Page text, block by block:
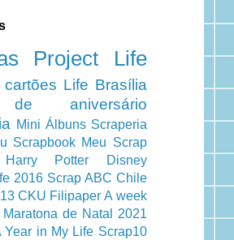
Project Life
cartões Life Brasília
aniversário
Mini Álbuns Scraperia
Scrapbook Meu Scrap
Harry Potter
Disney
2016 Scrap ABC Chile
CKU Filipaper A week
Maratona de Natal 2021
Year in My Life Scrap10